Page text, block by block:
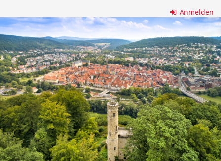
Haupt-
Inhalt
springen
Anmelden
Hann.
Münden
Marketing
GmbH